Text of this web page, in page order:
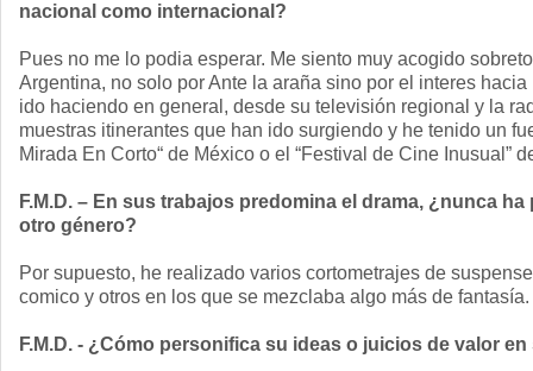
nacional como internacional?
Pues no me lo podia esperar. Me siento muy acogido
Argentina, no solo por Ante la araña sino por el interes
ido haciendo en general, desde su televisión regional y la
muestras itinerantes que han ido surgiendo y he tenido un
Mirada En Corto“ de México o el “Festival de Cine Inusual”
F.M.D. – En sus trabajos predomina el drama, ¿nunca
otro género?
Por supuesto, he realizado varios cortometrajes de
comico y otros en los que se mezclaba algo más de fantasía.
F.M.D. - ¿Cómo personifica su ideas o juicios de valor